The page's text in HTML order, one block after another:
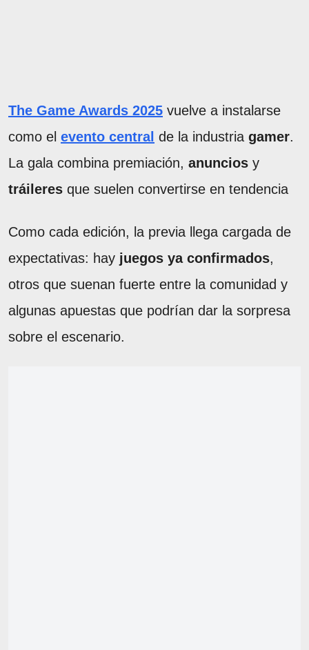
The Game Awards 2025 vuelve a instalarse
como el evento central de la industria gamer.
La gala combina premiación, anuncios y
tráileres que suelen convertirse en tendencia
Como cada edición, la previa llega cargada de
expectativas: hay juegos ya confirmados,
otros que suenan fuerte entre la comunidad y
algunas apuestas que podrían dar la sorpresa
sobre el escenario.